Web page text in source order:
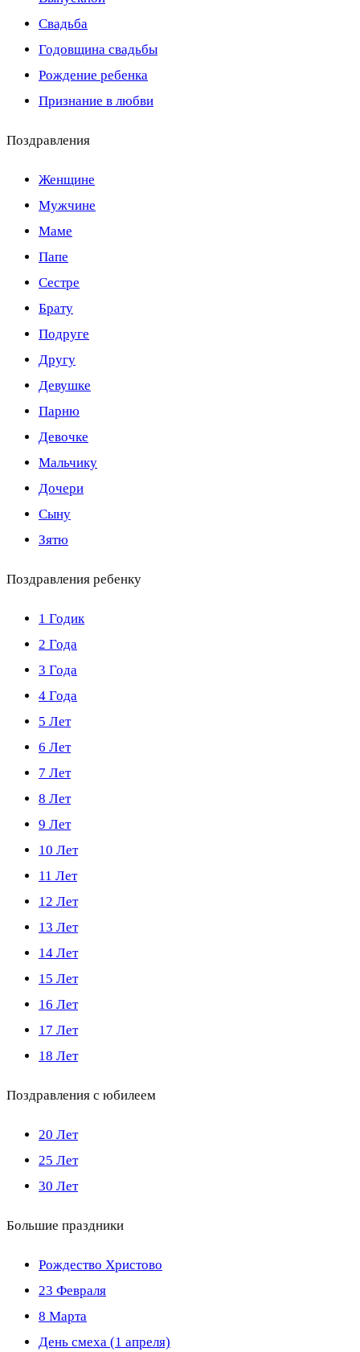
Свадьба
Годовщина свадьбы
Рождение ребенка
Признание в любви
Поздравления
Женщине
Мужчине
Маме
Папе
Сестре
Брату
Подруге
Другу
Девушке
Парню
Девочке
Мальчику
Дочери
Сыну
Зятю
Поздравления ребенку
1 Годик
2 Года
3 Года
4 Года
5 Лет
6 Лет
7 Лет
8 Лет
9 Лет
10 Лет
11 Лет
12 Лет
13 Лет
14 Лет
15 Лет
16 Лет
17 Лет
18 Лет
Поздравления с юбилеем
20 Лет
25 Лет
30 Лет
Большие праздники
Рождество Христово
23 Февраля
8 Марта
День смеха (1 апреля)